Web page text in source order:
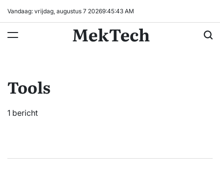
inhoud
Vandaag: vrijdag, augustus 7 20269:45:43 AM
MekTech
Tools
1 bericht